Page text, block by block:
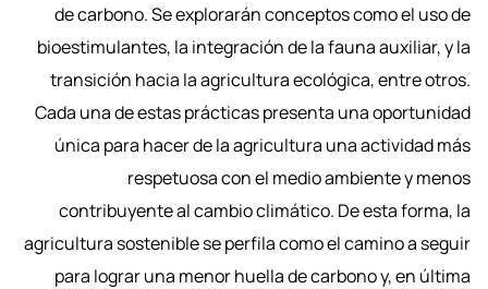
de carbono. Se explorarán conceptos como el uso de
bioestimulantes, la integración de la fauna auxiliar, y la
transición hacia la agricultura ecológica, entre otros.
Cada una de estas prácticas presenta una oportunidad
única para hacer de la agricultura una actividad más
respetuosa con el medio ambiente y menos
contribuyente al cambio climático. De esta forma, la
agricultura sostenible se perfila como el camino a seguir
para lograr una menor huella de carbono y, en última